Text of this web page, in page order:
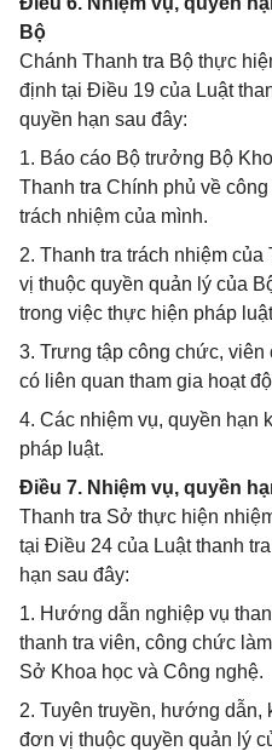
Bộ
Chánh Thanh tra Bộ thực
định tại Điều 19 của Luật
quyền hạn sau đây:
1. Báo cáo Bộ trưởng Bộ
Thanh tra Chính phủ về
trách nhiệm của mình.
2. Thanh tra trách nhiệm
vị thuộc quyền quản lý của
trong việc thực hiện pháp
3. Trưng tập công chức,
có liên quan tham gia hoạt
4. Các nhiệm vụ, quyền hạn
pháp luật.
Điều 7. Nhiệm vụ, quyền
Thanh tra Sở thực hiện
tại Điều 24 của Luật thanh
hạn sau đây:
1. Hướng dẫn nghiệp vụ
thanh tra viên, công chức
Sở Khoa học và Công nghệ.
2. Tuyên truyền, hướng dẫn,
đơn vị thuộc quyền quản lý